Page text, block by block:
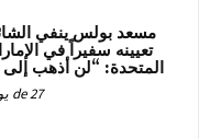
مسعد بولس ينفي
تعيينه سفيراً في
المتحدة: “لن أذهب
27 de يونيو de 2026